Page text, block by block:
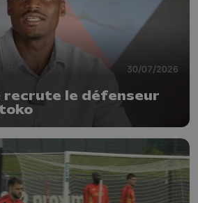
30/07/2026
recrute le défenseur